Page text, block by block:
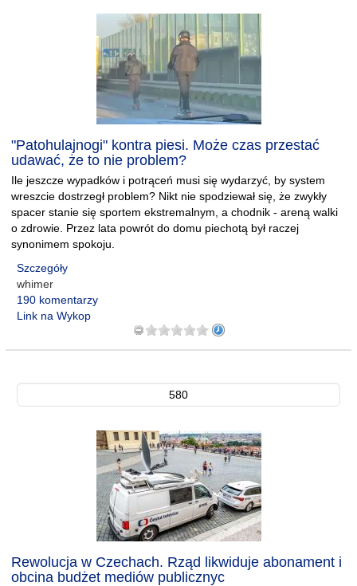
"Patohulajnogi" kontra piesi. Może czas przestać
udawać, że to nie problem?
Ile jeszcze wypadków i potrąceń musi się wydarzyć, by system
wreszcie dostrzegł problem? Nikt nie spodziewał się, że zwykły
spacer stanie się sportem ekstremalnym, a chodnik - areną walki
o zdrowie. Przez lata powrót do domu piechotą był raczej
synonimem spokoju.
Szczegóły
whimer
190 komentarzy
Link na Wykop
580
Rewolucja w Czechach. Rząd likwiduje abonament i
obcina budżet mediów publicznyc